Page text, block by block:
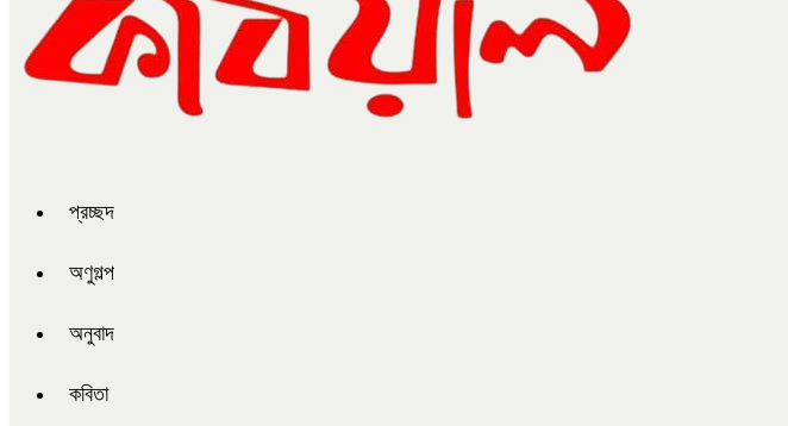
প্রচ্ছদ
অণুগল্প
অনুবাদ
কবিতা